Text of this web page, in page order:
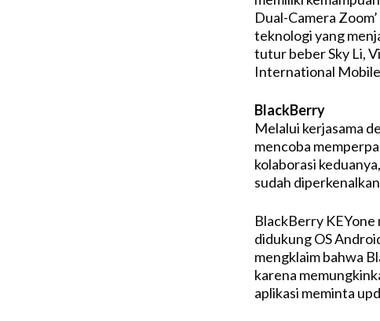
Dual-Camera
teknologi yang
tutur beber Sky Li,
International
BlackBerry
Melalui kerjasama
mencoba
kolaborasi
sudah
BlackBerry
didukung OS
mengklaim bahwa
karena
aplikasi meminta